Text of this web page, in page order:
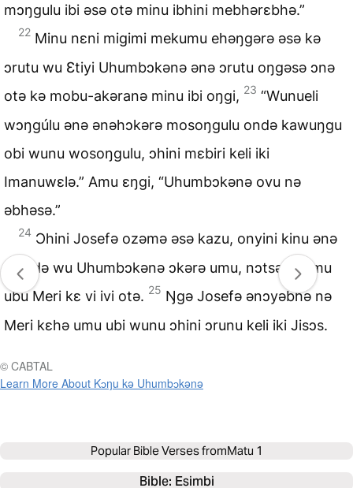
mɔŋgulu ibi əsə otə minu ibhini mebhərɛbhə.”
22 Minu nɛni migimi mekumu ehəŋgərə əsə kə
ɔrutu wu Ɛtiyi Uhumbɔkənə ənə ɔrutu oŋgəsə ɔnə
otə kə mobu-akəranə minu ibi oŋgi, 23 “Wunueli
wɔŋgúlu ənə ənəhɔkərə mosoŋgulu ondə kawuŋgu
obi wunu wosoŋgulu, ɔhini mɛbiri keli iki
Imanuwɛlə.” Amu ɛŋgi, “Uhumbɔkənə ovu nə
əbhəsə.”
24 Ɔhini Josefə ozəmə əsə kazu, onyini kinu ənə
chində wu Uhumbɔkənə ɔkərə umu, nɔtsənə umu
ubu Meri kɛ vi ivi otə. 25 Ŋgə Josefə ənɔyəbhə nə
Meri kɛhə umu ubi wunu ɔhini ɔrunu keli iki Jisɔs.
© CABTAL
Learn More About Kɔŋu kə Uhumbɔkənə
Popular Bible Verses fromMatu 1
Bible: Esimbi